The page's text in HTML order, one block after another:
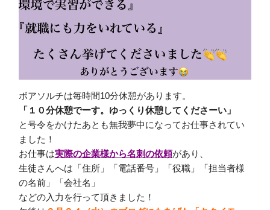
ボアソルチは毎時間10分休憩があります。
「１０分休憩でーす。ゆっくり休憩してくださーい」
と号令をかけたあとも無我夢中になってお仕事されてい
ました！
お仕事は実際の企業様から名刺の依頼があり、
生徒さんへは「住所」「電話番号」「役職」
「担当者様
の名前」「会社名」
などの入力を行って頂きました！